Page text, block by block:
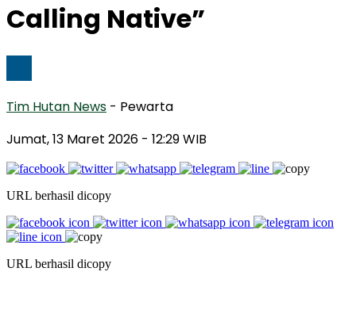
Calling Native”
Tim Hutan News - Pewarta
Jumat, 13 Maret 2026 - 12:29 WIB
URL berhasil dicopy
URL berhasil dicopy